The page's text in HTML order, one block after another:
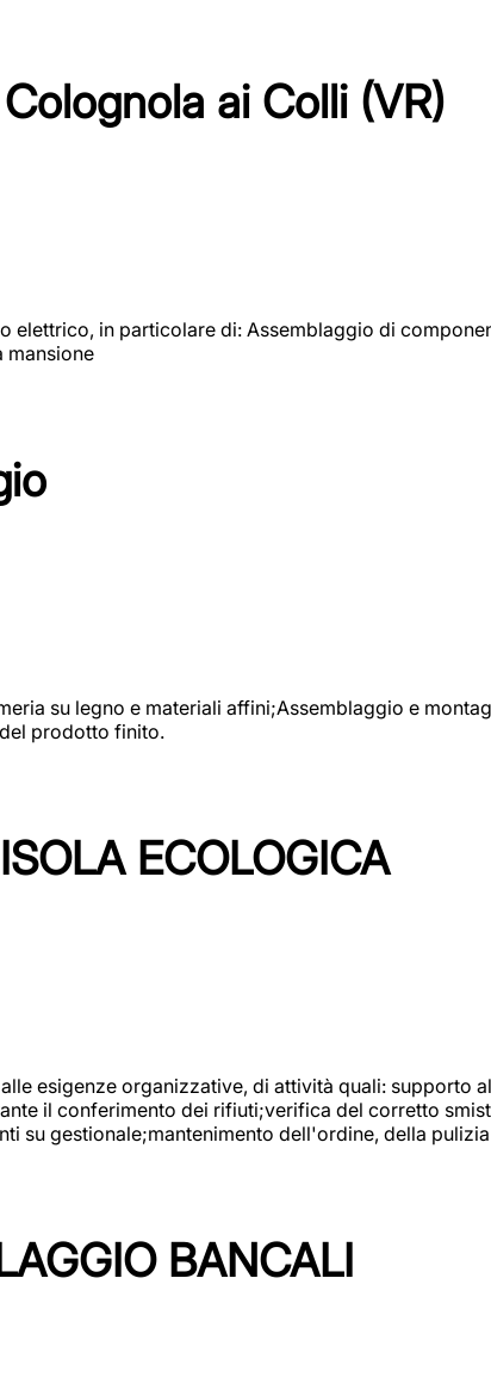
ai Colli (VR)
elettrico, in particolare di: Assemblaggio di
mansione
su legno e materiali affini;Assemblaggio e
prodotto finito.
ECOLOGICA
esigenze organizzative, di attività quali: supporto
il conferimento dei rifiuti;verifica del corretto
su gestionale;mantenimento dell'ordine, della
BANCALI